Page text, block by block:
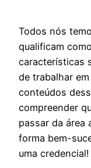
Todos nós
qualificam
características
de trabalhar
conteúdos
compreender
passar da área
forma bem-
uma credencial!